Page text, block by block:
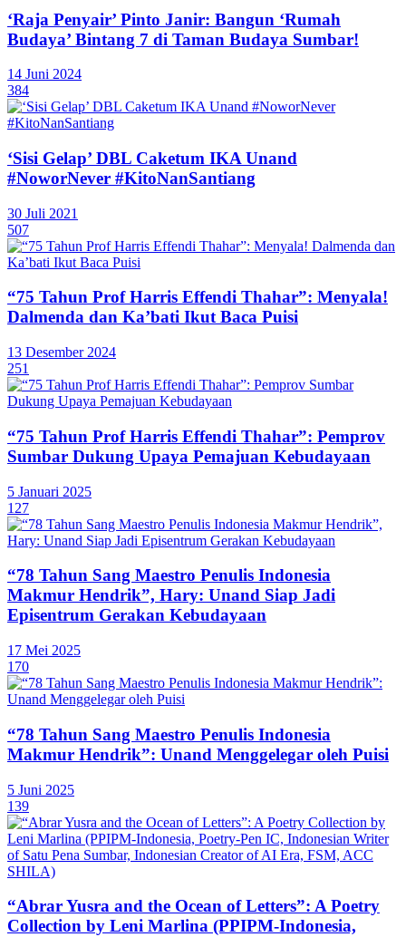
‘Raja Penyair’ Pinto Janir: Bangun ‘Rumah
Budaya’ Bintang 7 di Taman Budaya Sumbar!
14 Juni 2024
384
‘Sisi Gelap’ DBL Caketum IKA Unand
#NoworNever #KitoNanSantiang
30 Juli 2021
507
“75 Tahun Prof Harris Effendi Thahar”: Menyala!
Dalmenda dan Ka’bati Ikut Baca Puisi
13 Desember 2024
251
“75 Tahun Prof Harris Effendi Thahar”: Pemprov
Sumbar Dukung Upaya Pemajuan Kebudayaan
5 Januari 2025
127
“78 Tahun Sang Maestro Penulis Indonesia
Makmur Hendrik”, Hary: Unand Siap Jadi
Episentrum Gerakan Kebudayaan
17 Mei 2025
170
“78 Tahun Sang Maestro Penulis Indonesia
Makmur Hendrik”: Unand Menggelegar oleh Puisi
5 Juni 2025
139
“Abrar Yusra and the Ocean of Letters”: A Poetry
Collection by Leni Marlina (PPIPM-Indonesia,